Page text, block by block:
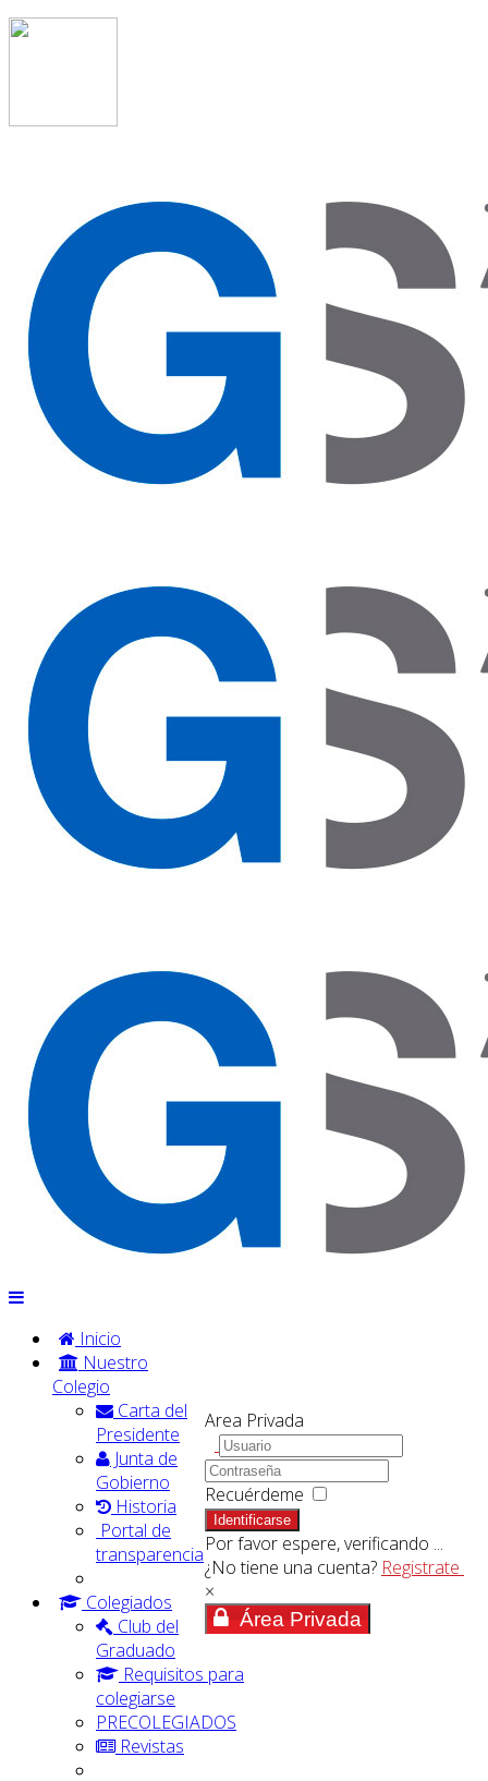
Area Privada
Recuérdeme
Identificarse
Por favor espere, verificando ...
¿No tiene una cuenta? Registrate
×
Área Privada
Inicio
Nuestro
Colegio
Carta del
Presidente
Junta de
Gobierno
Historia
Portal de
transparencia
Colegiados
Club del
Graduado
Requisitos para
colegiarse
PRECOLEGIADOS
Revistas